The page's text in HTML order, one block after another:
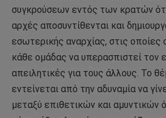
συγκρούσεων εντός των κρατών
αρχές αποσυντίθενται και
εσωτερικής αναρχίας, στις οποίες
κάθε ομάδας να υπερασπιστεί τον
απειλητικές για τους άλλους. Το
εντείνεται από την αδυναμία να
μεταξύ επιθετικών και αμυντικών